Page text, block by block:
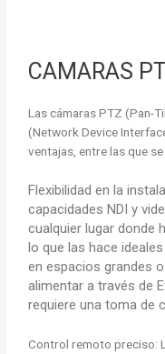
CAMARAS
Las cámaras PTZ (Pan-
(Network Device
ventajas, entre las que se
Flexibilidad en la
capacidades NDI y
cualquier lugar donde
lo que las hace
en espacios grandes
alimentar a través de
requiere una toma de
Control remoto preciso: